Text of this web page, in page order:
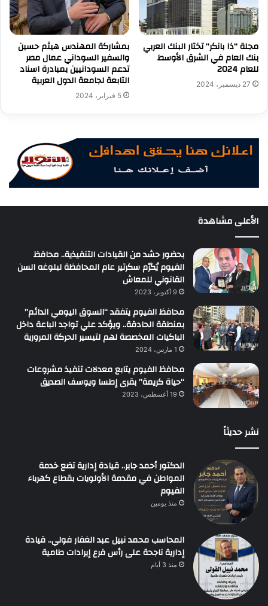
مجلة “ذا بانكر” تختار البنك العربي
بنك العام في الشرق الأوسط
للعام 2024
27 ديسمبر، 2024
بمشاركة المهندس هيثم حسين
والسفير السوداني عمال مصر
تدعم السودانيين بمبادرة اسناد
التابعة لجامعة الدول العربية
5 فبراير، 2024
الأعلى مشاهدة
بحضور حشد من القيادات التنفيذية.. محافظ
الفيوم يُكرّم سكرتير عام المحافظة لبلوغه السن
القانوني للمعاش
9 أكتوبر، 2023
محافظ الفيوم يتفقد “السوق اليومي الدائم”
بمنطقة الحادقة.. ويؤكد علي تواجد الباعة داخل
الباكيات المخصصة لهم لتيسير الحركة المرورية
1 مارس، 2024
محافظ الفيوم يتابع معدلات تنفيذ مشروعات
“حياة كريمة” بقرى إطسا ويوسف الصديق
19 أغسطس، 2023
نشر حديثاً
الدكتور أحمد جابر.. قيادة إدارية تضع خدمة
المواطن في مقدمة الأولويات بقطاع كهرباء
الفيوم
منذ يومين
المحاسب محمد نبيل عبد الغفار فولي.. قيادة
إدارية ناجحة على رأس فرع إيرادات طامية
منذ 3 أيام